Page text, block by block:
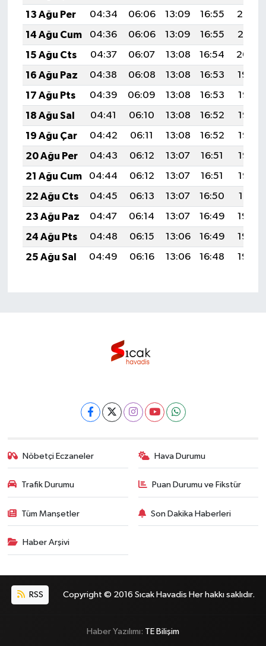
13 Ağu Per
04:34 06:06 13:09 16:55
20:02
14 Ağu Cum
04:36 06:06 13:09 16:55
20:01
15 Ağu Cts
04:37 06:07 13:08 16:54
20:00
16 Ağu Paz
04:38 06:08 13:08 16:53
19:59
17 Ağu Pts
04:39 06:09 13:08 16:53
19:57
18 Ağu Sal
04:41 06:10 13:08 16:52
19:56
19 Ağu Çar
04:42 06:11 13:08 16:52
19:55
20 Ağu Per
04:43 06:12 13:07 16:51
19:53
21 Ağu Cum
04:44 06:12 13:07 16:51
19:52
22 Ağu Cts
04:45 06:13 13:07 16:50
19:51
23 Ağu Paz
04:47 06:14 13:07 16:49
19:49
24 Ağu Pts
04:48 06:15 13:06 16:49
19:48
25 Ağu Sal
04:49 06:16 13:06 16:48 19:46
Nöbetçi Eczaneler Hava Durumu
Trafik Durumu Puan Durumu ve Fikstür
Tüm Manşetler Son Dakika Haberleri
Haber Arşivi
RSS Copyright © 2016 Sıcak Havadis Her hakkı saklıdır.
Haber Yazılımı: TE Bilişim